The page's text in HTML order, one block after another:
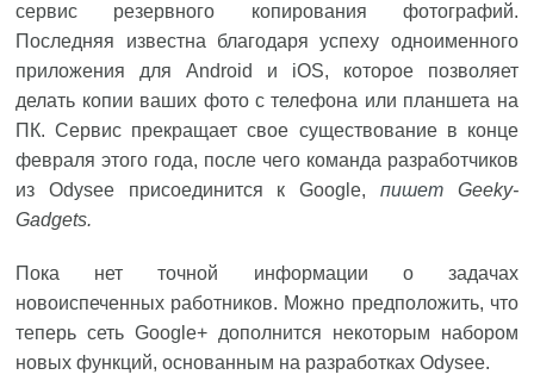
сервис резервного копирования фотографий.
Последняя известна благодаря успеху одноименного
приложения для Android и iOS, которое позволяет
делать копии ваших фото с телефона или планшета на
ПК. Сервис прекращает свое существование в конце
февраля этого года, после чего команда разработчиков
из Odysee присоединится к Google, пишетGeeky-
Gadgets.
Пока нет точной информации о задачах
новоиспеченных работников. Можно предположить, что
теперь сеть Google+ дополнится некоторым набором
новых функций, основанным на разработках Odysee.